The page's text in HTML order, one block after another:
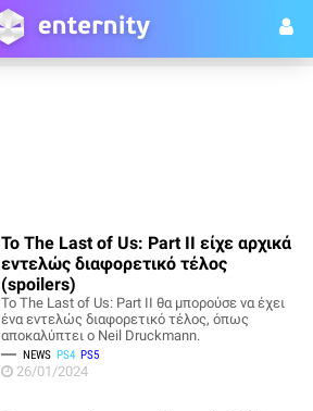
To The Last of Us: Part II είχε αρχικά
εντελώς διαφορετικό τέλος
(spoilers)
To The Last of Us: Part II θα μπορούσε να έχει
ένα εντελώς διαφορετικό τέλος, όπως
αποκαλύπτει ο Neil Druckmann.
NEWS PS4 PS5
26/01/2024